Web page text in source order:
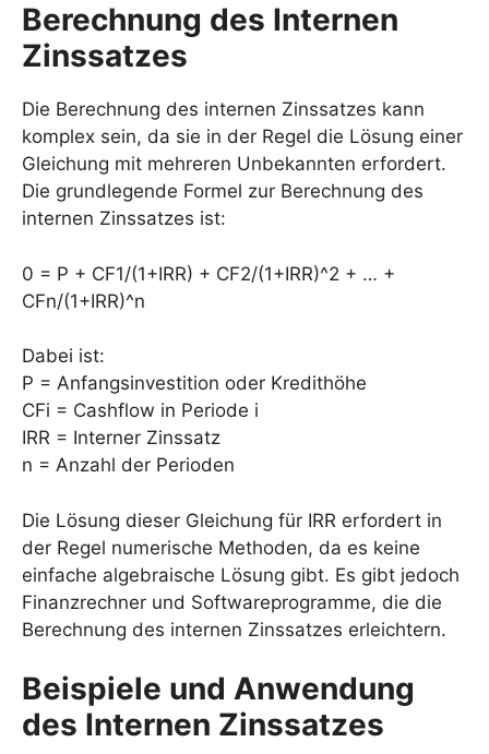
Berechnung des Internen
Zinssatzes
Die Berechnung des internen Zinssatzes kann
komplex sein, da sie in der Regel die Lösung einer
Gleichung mit mehreren Unbekannten erfordert.
Die grundlegende Formel zur Berechnung des
internen Zinssatzes ist:
0 = P + CF1/(1+IRR) + CF2/(1+IRR)^2 + … +
CFn/(1+IRR)^n
Dabei ist:
P = Anfangsinvestition oder Kredithöhe
CFi = Cashflow in Periode i
IRR = Interner Zinssatz
n = Anzahl der Perioden
Die Lösung dieser Gleichung für IRR erfordert in
der Regel numerische Methoden, da es keine
einfache algebraische Lösung gibt. Es gibt jedoch
Finanzrechner und Softwareprogramme, die die
Berechnung des internen Zinssatzes erleichtern.
Beispiele und Anwendung
des Internen Zinssatzes